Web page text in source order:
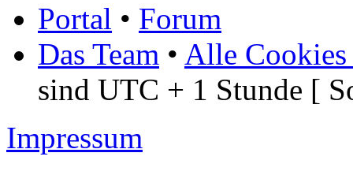
Portal • Forum
Das Team • Alle Cookies
sind UTC + 1 Stunde [
Impressum